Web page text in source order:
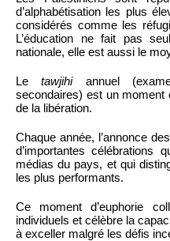
d’alphabétisation les plus
considérés comme les
L’éducation ne fait pas
nationale, elle est aussi le
Letawjihiannuel
secondaires) est un moment
de la libération.
Chaque année, l’annonce
d’importantes célébrations
médias du pays, et qui
les plus performants.
Ce moment d’euphorie
individuels et célèbre la
à exceller malgré les défis